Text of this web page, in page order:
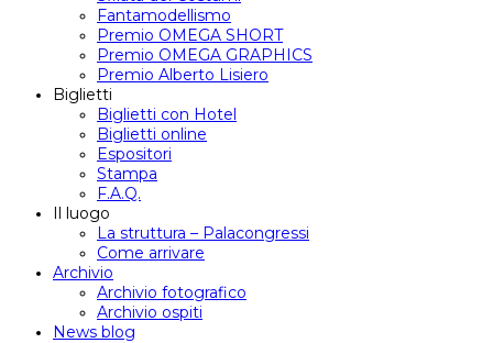
Fantamodellismo
Premio OMEGA SHORT
Premio OMEGA GRAPHICS
Premio Alberto Lisiero
Biglietti
Biglietti con Hotel
Biglietti online
Espositori
Stampa
F.A.Q.
Il luogo
La struttura – Palacongressi
Come arrivare
Archivio
Archivio fotografico
Archivio ospiti
News blog